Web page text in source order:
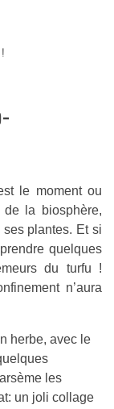
le moment ou
de la biosphère,
ses plantes. Et si
quelques
du turfu !
n’aura
herbe, avec le
les
un joli collage